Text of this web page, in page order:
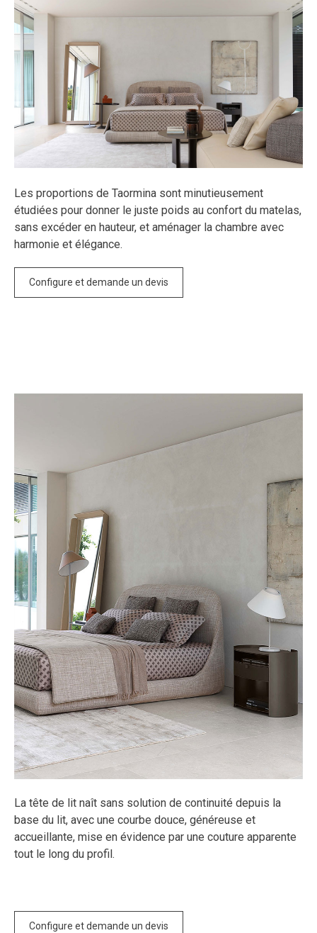
Les proportions de Taormina sont minutieusement
étudiées pour donner le juste poids au confort du matelas,
sans excéder en hauteur, et aménager la chambre avec
harmonie et élégance.
Configure et demande un devis
La tête de lit naît sans solution de continuité depuis la
base du lit, avec une courbe douce, généreuse et
accueillante, mise en évidence par une couture apparente
tout le long du profil.
Configure et demande un devis